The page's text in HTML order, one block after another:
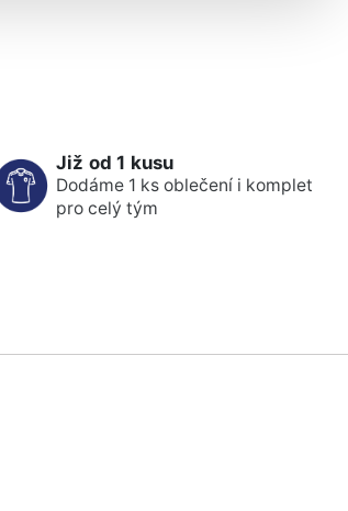
Již od 1 kusu
Dodáme 1 ks oblečení i komplet
pro celý tým